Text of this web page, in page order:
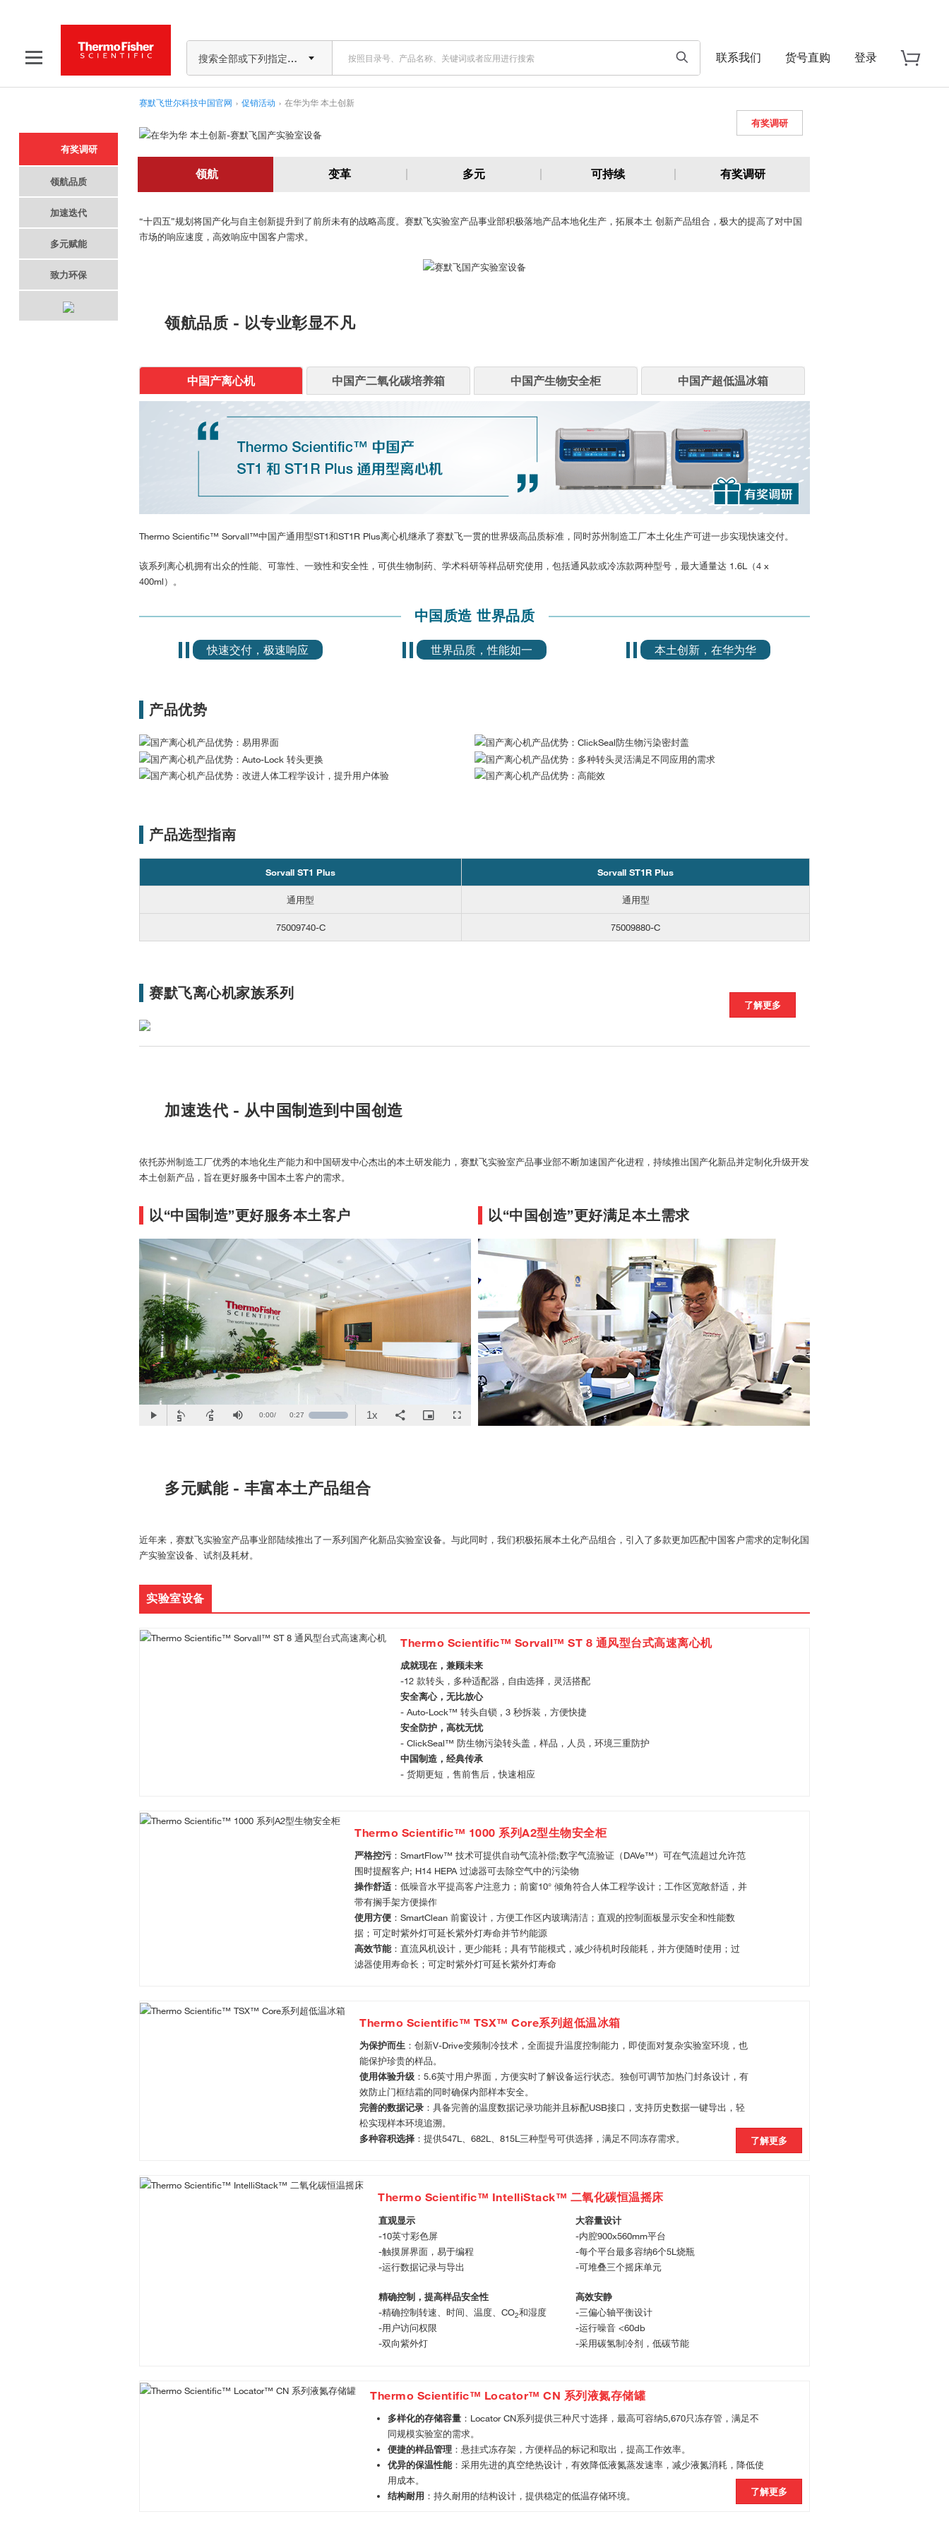
搜索全部或下列指定分类 联系我们 货号直购 登录
赛默飞世尔科技中国官网 › 促销活动 › 在华为华 本土创新
有奖调研
领航品质
加速迭代
多元赋能
致力环保
有奖调研
领航 变革 多元 可持续 有奖调研
“十四五”规划将国产化与自主创新提升到了前所未有的战略高度。赛默飞实验室产品事业部积极落地产品本地化生产，拓展本土 创新产品组合，极大的提高了对中国
市场的响应速度，高效响应中国客户需求。
领航品质 - 以专业彰显不凡
中国产离心机 中国产二氧化碳培养箱 中国产生物安全柜 中国产超低温冰箱
Thermo Scientific™ Sorvall™中国产通用型ST1和ST1R Plus离心机继承了赛默飞一贯的世界级高品质标准，同时苏州制造工厂本土化生产可进一步实现快速交付。
该系列离心机拥有出众的性能、可靠性、一致性和安全性，可供生物制药、学术科研等样品研究使用，包括通风款或冷冻款两种型号，最大通量达 1.6L（4 x
400ml）。
中国质造 世界品质
快速交付，极速响应 世界品质，性能如一 本土创新，在华为华
产品优势
产品选型指南
Sorvall ST1 Plus Sorvall ST1R Plus
通用型 通用型
75009740-C 75009880-C
赛默飞离心机家族系列
无限精彩体验
了解更多
加速迭代 - 从中国制造到中国创造
依托苏州制造工厂优秀的本地化生产能力和中国研发中心杰出的本土研发能力，赛默飞实验室产品事业部不断加速国产化进程，持续推出国产化新品并定制化升级开发
本土创新产品，旨在更好服务中国本土客户的需求。
以“中国制造”更好服务本土客户
Play
Video
Play Skip Skip Mute Current
0:00/ Duration
0:27 Loaded 1xPlaybackShare Picture- Fullscreen
以“中国创造”更好满足本土需求
多元赋能 - 丰富本土产品组合
近年来，赛默飞实验室产品事业部陆续推出了一系列国产化新品实验室设备。与此同时，我们积极拓展本土化产品组合，引入了多款更加匹配中国客户需求的定制化国
产实验室设备、试剂及耗材。
实验室设备
Thermo Scientific™ Sorvall™ ST 8 通风型台式高速离心机
成就现在，兼顾未来
-12 款转头，多种适配器 , 自由选择，灵活搭配
安全离心，无比放心
- Auto-Lock™ 转头自锁 , 3 秒拆装，方便快捷
安全防护，高枕无忧
- ClickSeal™ 防生物污染转头盖，样品，人员，环境三重防护
中国制造，经典传承
- 货期更短，售前售后，快速相应
Thermo Scientific™ 1000 系列A2型生物安全柜
严格控污：SmartFlow™ 技术可提供自动气流补偿;数字气流验证（DAVe™）可在气流超过允许范
围时提醒客户; H14 HEPA 过滤器可去除空气中的污染物
操作舒适 ：低噪音水平提高客户注意力；前窗10° 倾角符合人体工程学设计；工作区宽敞舒适，并
带有搁手架方便操作
使用方便 ：SmartClean 前窗设计，方便工作区内玻璃清洁；直观的控制面板显示安全和性能数
据；可定时紫外灯可延长紫外灯寿命并节约能源
高效节能 ：直流风机设计，更少能耗；具有节能模式，减少待机时段能耗，并方便随时使用；过
滤器使用寿命长；可定时紫外灯可延长紫外灯寿命
Thermo Scientific™ TSX™ Core系列超低温冰箱
为保护而生 ：创新V-Drive变频制冷技术，全面提升温度控制能力，即使面对复杂实验室环境，也
能保护珍贵的样品。
使用体验升级 ：5.6英寸用户界面，方便实时了解设备运行状态。独创可调节加热门封条设计，有
效防止门框结霜的同时确保内部样本安全。
完善的数据记录 ：具备完善的温度数据记录功能并且标配USB接口，支持历史数据一键导出，轻
松实现样本环境追溯。
多种容积选择 ：提供547L、682L、815L三种型号可供选择，满足不同冻存需求。 了解更多
Thermo Scientific™ IntelliStack™ 二氧化碳恒温摇床
直观显示
-10英寸彩色屏
-触摸屏界面，易于编程
-运行数据记录与导出
精确控制，提高样品安全性
-精确控制转速、时间、温度、CO2和湿度
-用户访问权限
-双向紫外灯
大容量设计
-内腔900x560mm平台
-每个平台最多容纳6个5L烧瓶
-可堆叠三个摇床单元
高效安静
-三偏心轴平衡设计
-运行噪音 <60db
-采用碳氢制冷剂，低碳节能
Thermo Scientific™ Locator™ CN 系列液氮存储罐
多样化的存储容量 ：Locator CN系列提供三种尺寸选择，最高可容纳5,670只冻存管，满足不
同规模实验室的需求。
便捷的样品管理 ：悬挂式冻存架，方便样品的标记和取出，提高工作效率。
优异的保温性能 ：采用先进的真空绝热设计，有效降低液氮蒸发速率，减少液氮消耗，降低使
用成本。
结构耐用 ：持久耐用的结构设计，提供稳定的低温存储环境。 了解更多